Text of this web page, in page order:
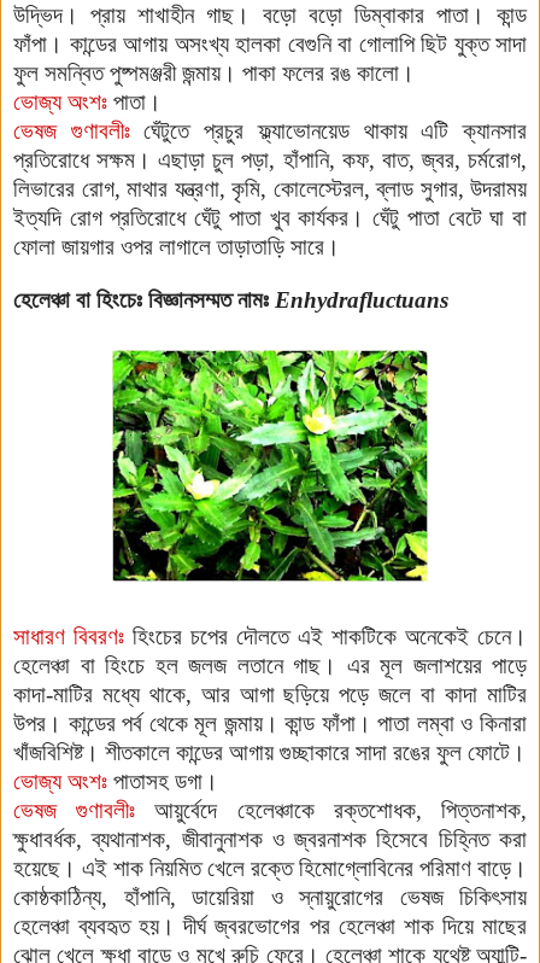
উদ্ভিদ। প্রায় শাখাহীন গাছ। বড়ো বড়ো ডিম্বাকার পাতা। কান্ড
ফাঁপা। কান্ডের আগায় অসংখ্য হালকা বেগুনি বা গোলাপি ছিট যুক্ত সাদা
ফুল সমন্বিত পুষ্পমঞ্জরী জন্মায়। পাকা ফলের রঙ কালো।
ভোজ্য অংশঃ পাতা।
ভেষজ গুণাবলীঃঘেঁটুতে প্রচুর ফ্ল্যাভোনয়েড থাকায় এটি ক্যানসার
প্রতিরোধে সক্ষম। এছাড়া চুল পড়া, হাঁপানি, কফ, বাত, জ্বর, চর্মরোগ,
লিভারের রোগ, মাথার যন্ত্রণা, কৃমি, কোলেস্টেরল, ব্লাড সুগার, উদরাময়
ইত্যদি রোগ প্রতিরোধে ঘেঁটু পাতা খুব কার্যকর। ঘেঁটু পাতা বেটে ঘা বা
ফোলা জায়গার ওপর লাগালে তাড়াতাড়ি সারে।
হেলেঞ্চা বা হিংচেঃ বিজ্ঞানসম্মত নামঃ Enhydrafluctuans
সাধারণ বিবরণঃ হিংচের চপের দৌলতে এই শাকটিকে অনেকেই চেনে।
হেলেঞ্চা বা হিংচে হল জলজ লতানে গাছ। এর মূল জলাশয়ের পাড়ে
কাদা-মাটির মধ্যে থাকে, আর আগা ছড়িয়ে পড়ে জলে বা কাদা মাটির
উপর। কান্ডের পর্ব থেকে মূল জন্মায়। কান্ড ফাঁপা। পাতা লম্বা ও কিনারা
খাঁজবিশিষ্ট। শীতকালে কান্ডের আগায় গুচ্ছাকারে সাদা রঙের ফুল ফোটে।
ভোজ্য অংশঃ পাতাসহ ডগা।
ভেষজ গুণাবলীঃ আয়ুর্বেদে হেলেঞ্চাকে রক্তশোধক, পিত্তনাশক,
ক্ষুধাবর্ধক, ব্যথানাশক, জীবানুনাশক ও জ্বরনাশক হিসেবে চিহ্নিত করা
হয়েছে। এই শাক নিয়মিত খেলে রক্তে হিমোগ্লোবিনের পরিমাণ বাড়ে।
কোষ্ঠকাঠিন্য, হাঁপানি, ডায়েরিয়া ও স্নায়ুরোগের ভেষজ চিকিৎসায়
হেলেঞ্চা ব্যবহৃত হয়। দীর্ঘ জ্বরভোগের পর হেলেঞ্চা শাক দিয়ে মাছের
ঝোল খেলে ক্ষুধা বাড়ে ও মুখে রুচি ফেরে। হেলেঞ্চা শাকে যথেষ্ট অ্যান্টি-